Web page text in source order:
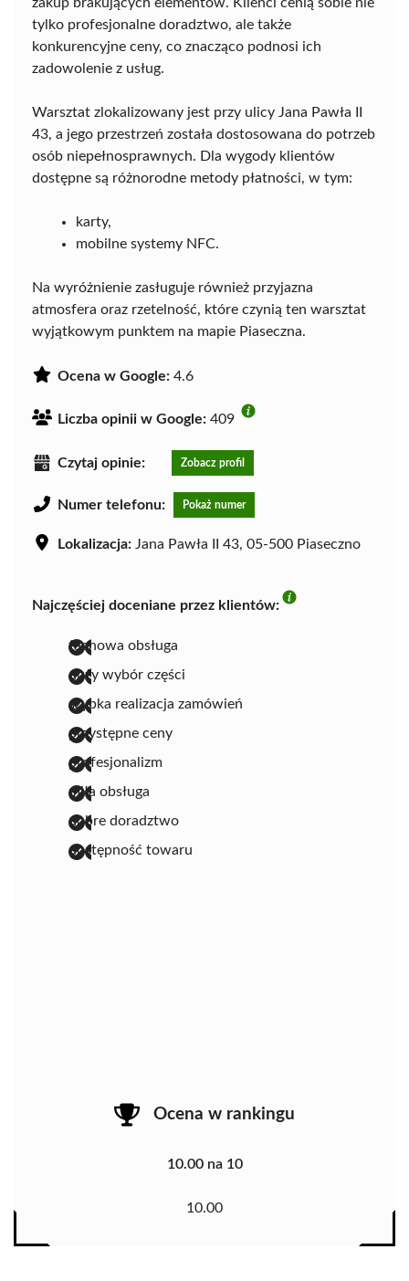
tylko profesjonalne doradztwo, ale także
konkurencyjne ceny, co znacząco podnosi ich
zadowolenie z usług.
Warsztat zlokalizowany jest przy ulicy Jana Pawła II
43, a jego przestrzeń została dostosowana do potrzeb
osób niepełnosprawnych. Dla wygody klientów
dostępne są różnorodne metody płatności, w tym:
karty,
mobilne systemy NFC.
Na wyróżnienie zasługuje również przyjazna
atmosfera oraz rzetelność, które czynią ten warsztat
wyjątkowym punktem na mapie Piaseczna.
Ocena w Google: 4.6
Liczba opinii w Google: 409
Czytaj opinie: Zobacz profil
Numer telefonu: Pokaż numer
Lokalizacja: Jana Pawła II 43, 05-500 Piaseczno
Najczęściej doceniane przez klientów:
fachowa obsługa
duży wybór części
szybka realizacja zamówień
przystępne ceny
profesjonalizm
miła obsługa
dobre doradztwo
dostępność towaru
Ocena w rankingu
10.00 na 10
10.00